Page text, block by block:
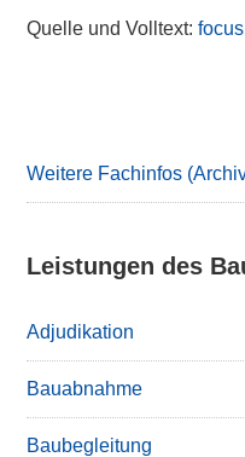
Quelle und Volltext:
Weitere Fachinfos
Leistungen des
Adjudikation
Bauabnahme
Baubegleitung